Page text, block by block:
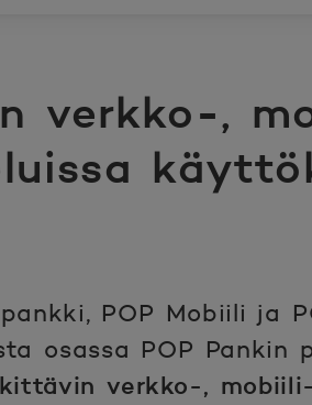
verkko-,
POP Mobiili ja
osassa POP
verkko-,